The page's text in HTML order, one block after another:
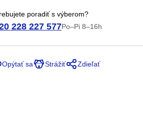
poradiť s výberom?
228 227 577Po–Pi 8–16h
Opýtať sa Strážiť Zdieľať